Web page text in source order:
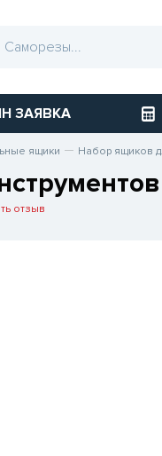
ЗАЯВКА
ящики Набор ящиков
отзыв